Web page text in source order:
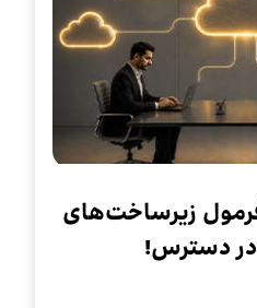
زیرساخت‌های
دسترس!